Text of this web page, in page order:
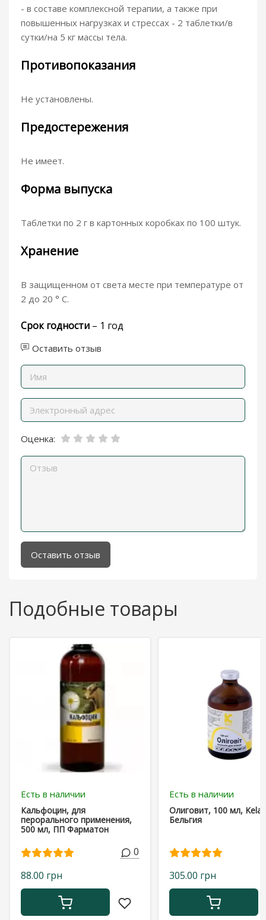
- в составе комплексной терапии, а также при
повышенных нагрузках и стрессах - 2 таблетки/в
сутки/на 5 кг массы тела.
Противопоказания
Не установлены.
Предостережения
Не имеет.
Форма выпуска
Таблетки по 2 г в картонных коробках по 100 штук.
Хранение
В защищенном от света месте при температуре от
2 до 20 ° С.
Срок годности – 1 год
Оставить отзыв
Оценка:
Оставить отзыв
Подобные товары
Есть в наличии
Кальфоцин, для
перорального применения,
500 мл, ПП Фарматон
0
88.00 грн
Есть в наличии
Олиговит, 100 мл, Kela,
Бельгия
305.00 грн